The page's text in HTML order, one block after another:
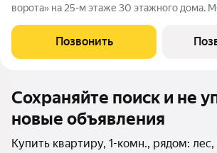
ворота» на 25-м этаже 30 этажного дома.
и функциональностью, жизнью сегодня и
будущим. Коротко о
Позвонить
Сохраняйте поиск и не
новые объявления
Купить квартиру, 1-комн., рядом: